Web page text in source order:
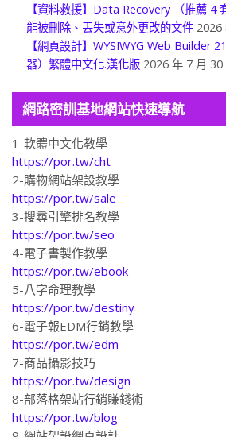
【資料救援】Data Recovery （推薦 4
能被刪除、丟失或意外更改的文件 2026
【網頁設計】WYSIWYG Web Builder
器）繁體中文化.漢化版 2026 年 7 月 30
網路密訓基地網站快速導航
1-軟體中文化教學
https://por.tw/cht
2-購物網站架設教學
https://por.tw/sale
3-搜尋引擎排名教學
https://por.tw/seo
4-電子書製作教學
https://por.tw/ebook
5-八字命理教學
https://por.tw/destiny
6-電子報EDM行銷教學
https://por.tw/edm
7-商品攝影技巧
https://por.tw/design
8-部落格架站行銷賺錢術
https://por.tw/blog